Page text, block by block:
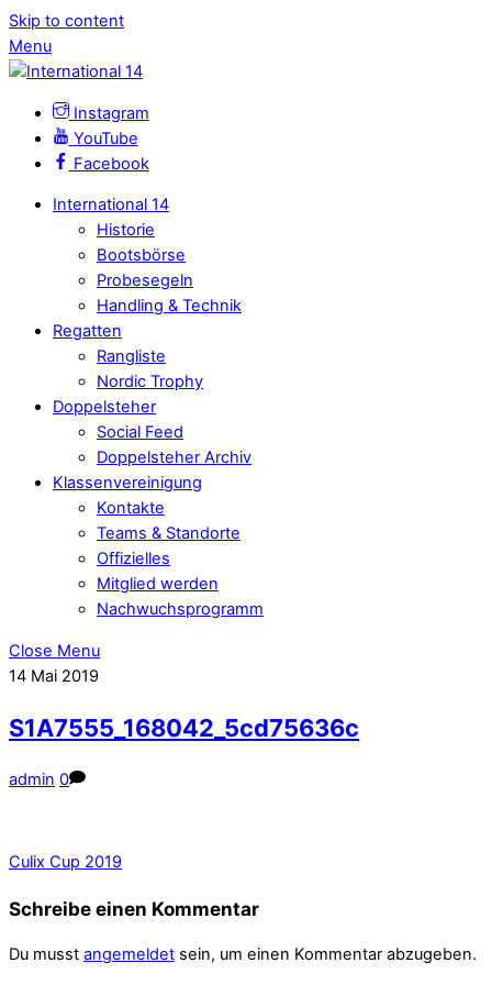
Skip to content
Menu
Instagram
YouTube
Facebook
International 14
Historie
Bootsbörse
Probesegeln
Handling & Technik
Regatten
Rangliste
Nordic Trophy
Doppelsteher
Social Feed
Doppelsteher Archiv
Klassenvereinigung
Kontakte
Teams & Standorte
Offizielles
Mitglied werden
Nachwuchsprogramm
Close Menu
14 Mai 2019
S1A7555_168042_5cd75636c
admin 0
Culix Cup 2019
Schreibe einen Kommentar
Du musst angemeldet sein, um einen Kommentar abzugeben.